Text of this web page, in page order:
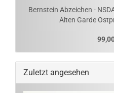
Bernstein Abzeichen -
Alten Garde
Zuletzt angesehen